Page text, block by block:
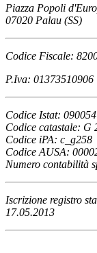
Piazza Popoli
07020 Palau (SS)
Codice Fiscale:
P.Iva: 01373510906
Codice Istat: 090054
Codice catastale: G
Codice iPA: c_g258
Codice AUSA:
Numero contabilità
Iscrizione registro
17.05.2013